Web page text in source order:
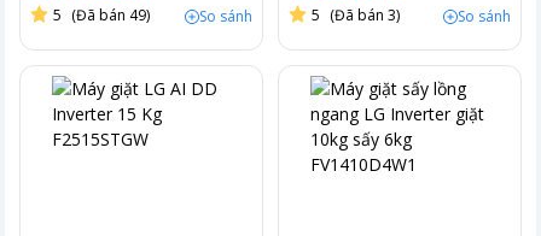
5 (Đã bán 49) So sánh 5 (Đã bán 3) So sánh